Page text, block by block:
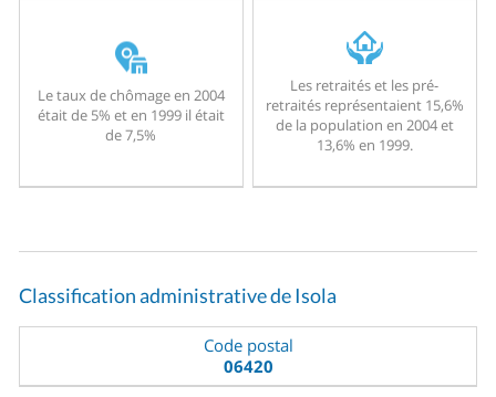
Le taux de chômage en 2004
était de 5% et en 1999 il était
de 7,5%
Les retraités et les pré-
retraités représentaient 15,6%
de la population en 2004 et
13,6% en 1999.
Classification administrative de Isola
Code postal
06420